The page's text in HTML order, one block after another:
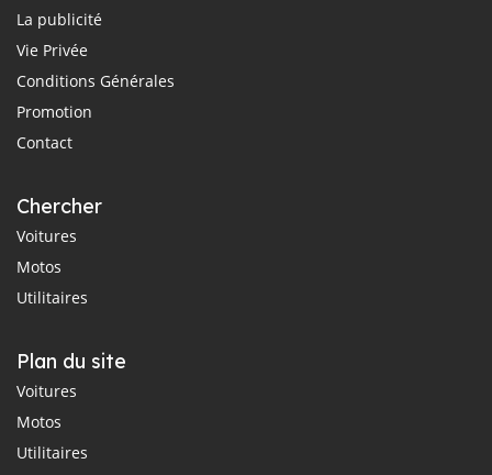
La publicité
Vie Privée
Conditions Générales
Promotion
Contact
Chercher
Voitures
Motos
Utilitaires
Plan du site
Voitures
Motos
Utilitaires